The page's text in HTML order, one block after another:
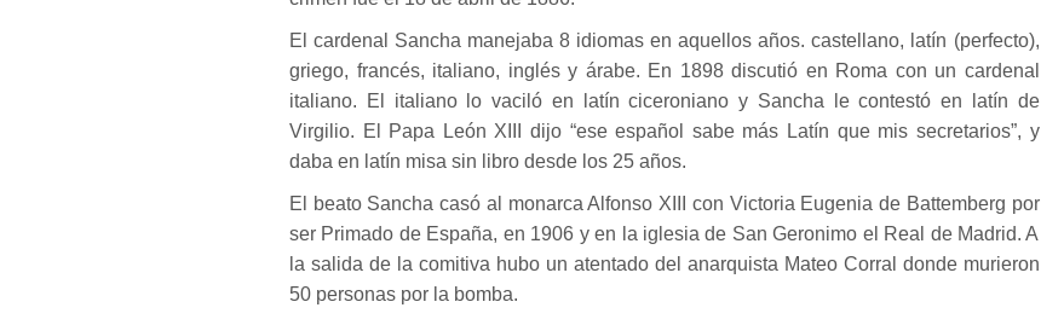
El cardenal Sancha manejaba 8 idiomas en aquellos años. castellano, latín (perfecto),
griego, francés, italiano, inglés y árabe. En 1898 discutió en Roma con un cardenal
italiano. El italiano lo vaciló en latín ciceroniano y Sancha le contestó en latín de
Virgilio. El Papa León XIII dijo “ese español sabe más Latín que mis secretarios”, y
daba en latín misa sin libro desde los 25 años.
El beato Sancha casó al monarca Alfonso XIII con Victoria Eugenia de Battemberg por
ser Primado de España, en 1906 y en la iglesia de San Geronimo el Real de Madrid. A
la salida de la comitiva hubo un atentado del anarquista Mateo Corral donde murieron
50 personas por la bomba.